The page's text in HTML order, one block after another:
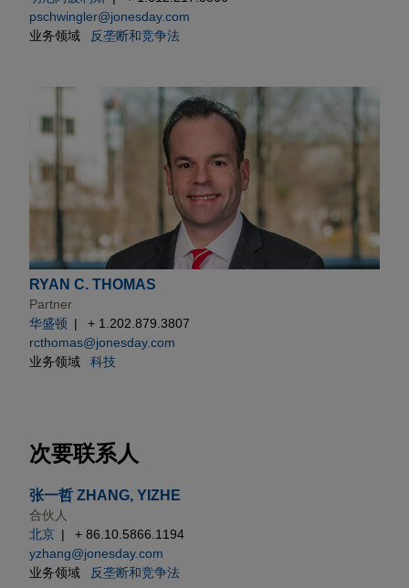
pschwingler@jonesday.com
业务领域
反垄断和竞争法
RYAN C. THOMAS
Partner
华盛顿
+ 1.202.879.3807
rcthomas@jonesday.com
业务领域
科技
次要联系人
张一哲 ZHANG, YIZHE
合伙人
北京
+ 86.10.5866.1194
yzhang@jonesday.com
业务领域
反垄断和竞争法